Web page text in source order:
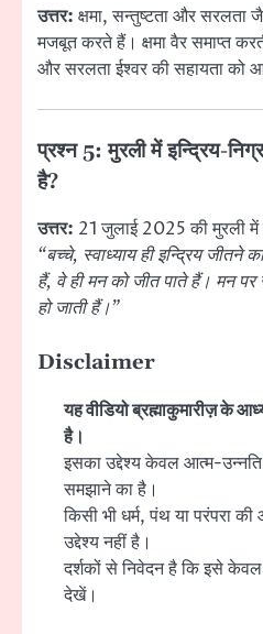
उत्तर: क्षमा, सन्तुष्टता और सरलता
मजबूत करते हैं। क्षमा वैर समाप्त
और सरलता ईश्वर की सहायता को
प्रश्न 5: मुरली में इन्द्रिय-
है?
उत्तर: 21 जुलाई 2025 की मुरली में
“बच्चे, स्वाध्याय ही इन्द्रिय जीतने
हैं, वे ही मन को जीत पाते हैं। मन पर
हो जाती हैं।”
Disclaimer
यह वीडियो ब्रह्माकुमारीज़ के
है।
इसका उद्देश्य केवल आत्म-
समझाने का है।
किसी भी धर्म, पंथ या परंपरा
उद्देश्य नहीं है।
दर्शकों से निवेदन है कि इसे
देखें।